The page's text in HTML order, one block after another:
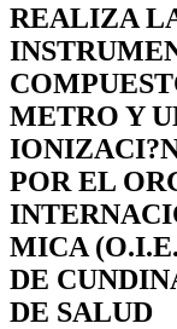
REALIZA
METRO Y
POR EL
MICA
DE
DE SALUD